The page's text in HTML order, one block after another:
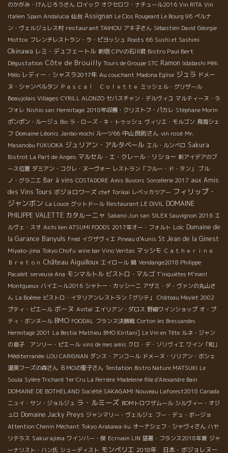
のかがみ・けんじろうさん ロイック オクセロワ・ナチュール2016 Vin RITA Vin
italien Spain Andalucia 仙台 Assignan Le Clos Rougeard Le Bourg 96 ぺルナ
ン・ヴェルジュレス村 restaurant TAIHOU アキ子さん Sébastien David Géorgie
Mottox フレンチレストラン・ラ・ピヨッシュ Roots 66 Sushi et Sashimi
Okinawa レミ・デュフェートル 新宿 CPVの石川君 Bistro Paul Bert
Dégustation Côte de Brouilly Tours de Groupe STC Ramon Iidabashi Méli
Mélo レディー・シャスラ2017年 Au couchant Madona Eglise ジュラ ドメー
ヌ・シャンベルタン Ｐａｓｃａｌ Ｃｏｌｅｔｔｅ ミッシェル・グリザール
Beaujolais Villages CYRILL ALONZO セバスチャン・デルヴィユ マルティーヌ・ラ
フォレ Nishio san Hermitage 2018年収穫・クリストフ・パカレ Stéphane Morin
ポンポン・ルージュ Bio ラ・ローズ・キ・トゥッシュ ヴィリエ・モルゴン 鳥海シェ
フ Domaine Léonis Janbo-mochi ルーツ66 中山良則さん vin rosé Mr.
Masanobu FUKUOKA ジュリアン・アルタベール エル・ルンベロ Sakura
Bistrot La Part de Anges マルセル・エ・クレール・リショー 新アイデアのブ
ース位置 ダミアン・コクレ・ヌーヴォー レストラン「フルー・ド・タン」
ブル
ノ・グラニエ Bar à vins COSTADORE Amis Buvons Sorcellerie 2017 aux Amis
des Vins Tours ボジョロワーズ chef Torikai レベッカツアー フィリップ・
ジャンボン La Louce グットドール Restaurant LE DIVIL DOMAINE
PHILIPPE VALETTE カタルーニャ Sakano Jun san SILEX Sauvignon 2016 エ
ルヴェ・スオ Aichi ken ATSUMI FOODS 2017年オー・フォルト Loïc Domaine de
la Garance Banyuls Fred イクザヴィエ Pineau d'Aunis St Jean de la Ginest
Miyako-jima Tokyo Chofu wine bar Vino Veritas マッシモ Ｃａｔｈｅｒｉｎｅ
Ｂｒｅｔｏｎ Château Aiguilloux エイロール 鍋 Vendange2018 Philippe
Pacalet serveuse Ana モンマルトル ビストロ・マルゴ T'inquiètes M'man!
Montgueux バイエール2016 シャトー・カッシーニ アザミ・デ・ヴァンの丸山さ
ん La Boème ビストロ・イタリアンレストラン「グシテ」
Château Meylet 2002
プティ・ピエール ボーヌ Avital エイリアン・ダロス 野崎ワインショップ オ・プ
ティ・ボンヌール BMO FOODAL フランス決勝戦 Corton les Bressandes
Hermitage 2001 La Bestia Mathieu BMO Kiritani] Le Vin en Tête ルネ・ジャン
の息子 アンリー・ピエール vins de mes amis クロ・デ・ゾリヴィエ ワイン「和」
Méditerranée LOU CARIGNAN ダンス・アンコール ドメーヌ・リリアン・ボシェ
渥美フーズの森さん ＢＭОの聖子さん Tentation Bistro Nature MATSUKI Le
Soula Sylère Trichard 1er Cru La Perrière Madeleine fille d'Alexandre Bain
DOMAINE DE BOTHELAND Société SAKAGAMI Nouveau Laforest2018 Canada
ニュイ・サン・ジョルジュ ラ・ルミーズ BOMトロワザムール シルヴィー・オジ
ュロ Domaine Jacky Preys ジャンマリー・ヴェルジェ フー・デュ・ボージョ
Attention Chenin Méchant Tokyo Arakawa-ku オーナシェフ・シャヴィさん ハヤ
リテラス Sakurajima ワインバー・俊 Ecrivain LIN 猛暑・フランス2018年夏 ジャ
ーナリスト・ハン氏 シューディスト モンペリエ 2018年 日本・ボジョレヌー